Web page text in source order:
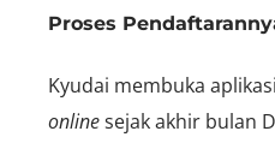
Proses
Kyudai membuka
onlinesejak akhir bulan